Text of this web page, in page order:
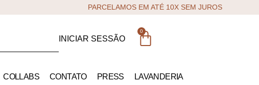
PARCELAMOS EM ATÉ 10X SEM JUROS
INICIAR SESSÃO
0
COLLABS CONTATO PRESS LAVANDERIA